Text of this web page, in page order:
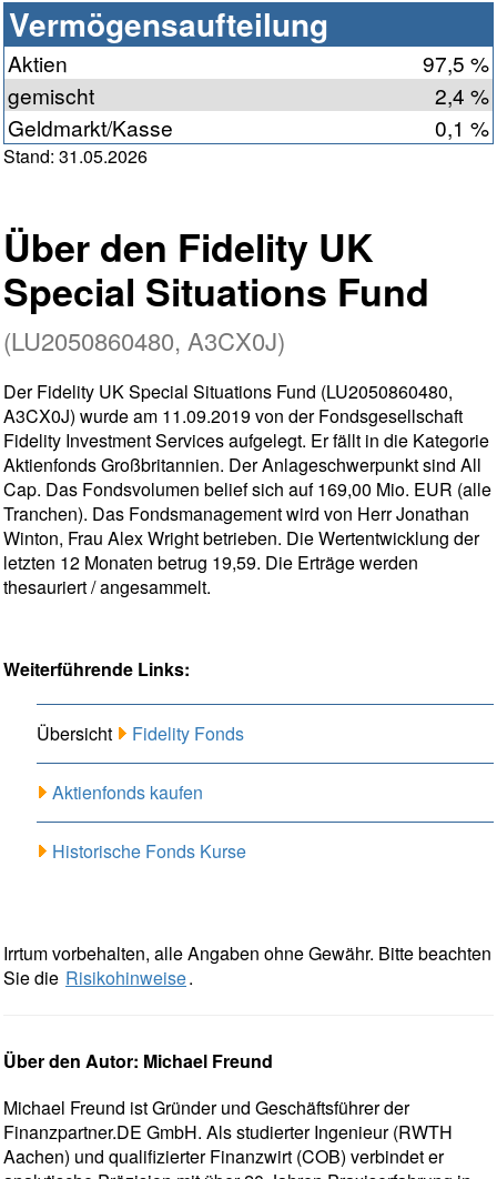
Vermögensaufteilung
Aktien
97,5 %
gemischt
2,4 %
Geldmarkt/Kasse
0,1 %
Stand: 31.05.2026
Über den Fidelity UK
Special Situations Fund
(LU2050860480, A3CX0J)
Der Fidelity UK Special Situations Fund (LU2050860480,
A3CX0J) wurde am 11.09.2019 von der Fondsgesellschaft
Fidelity Investment Services aufgelegt. Er fällt in die Kategorie
Aktienfonds Großbritannien. Der Anlageschwerpunkt sind All
Cap. Das Fondsvolumen belief sich auf 169,00 Mio. EUR (alle
Tranchen). Das Fondsmanagement wird von Herr Jonathan
Winton, Frau Alex Wright betrieben. Die Wertentwicklung der
letzten 12 Monaten betrug 19,59. Die Erträge werden
thesauriert / angesammelt.
Weiterführende Links:
Übersicht Fidelity Fonds
Aktienfonds kaufen
Historische Fonds Kurse
Irrtum vorbehalten, alle Angaben ohne Gewähr. Bitte beachten
Sie die Risikohinweise.
Über den Autor: Michael Freund
Michael Freund ist Gründer und Geschäftsführer der
Finanzpartner.DE GmbH. Als studierter Ingenieur (RWTH
Aachen) und qualifizierter Finanzwirt (COB) verbindet er